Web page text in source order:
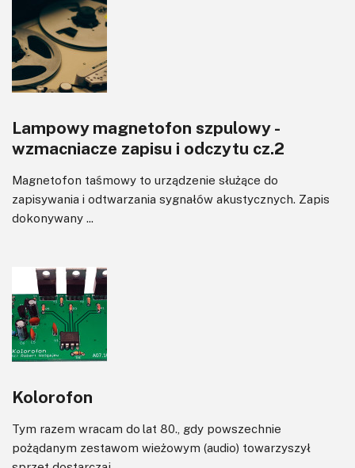
Lampowy magnetofon szpulowy -
wzmacniacze zapisu i odczytu cz.2
Magnetofon taśmowy to urządzenie służące do
zapisywania i odtwarzania sygnałów akustycznych. Zapis
dokonywany ...
Kolorofon
Tym razem wracam do lat 80., gdy powszechnie
pożądanym zestawom wieżowym (audio) towarzyszył